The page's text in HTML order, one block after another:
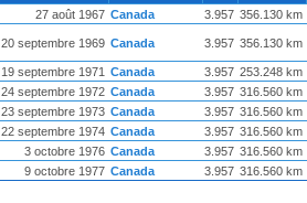
27 août 1967 Canada 3.957 356.130 km
20 septembre 1969 Canada 3.957 356.130 km
19 septembre 1971 Canada 3.957 253.248 km
24 septembre 1972 Canada 3.957 316.560 km
23 septembre 1973 Canada 3.957 316.560 km
22 septembre 1974 Canada 3.957 316.560 km
3 octobre 1976 Canada 3.957 316.560 km
9 octobre 1977 Canada 3.957 316.560 km